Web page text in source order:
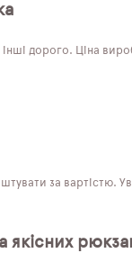
дорого. Ціна
за вартістю.
якісних